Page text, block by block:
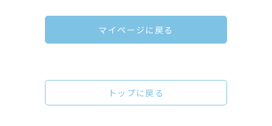
マイページに戻る
トップに戻る